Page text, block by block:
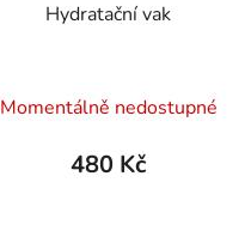
Hydratační vak
Momentálně nedostupné
480 Kč